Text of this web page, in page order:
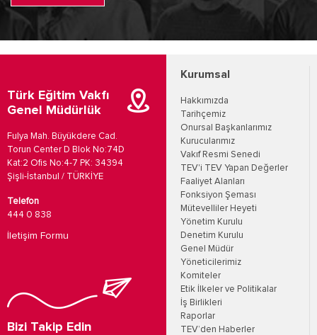
Türk Eğitim Vakfı
Genel Müdürlük
Fulya Mah. Büyükdere Cad.
Torun Center D Blok No:74D
Kat:2 Ofis No:4-7 PK: 34394
Şişli-İstanbul / TÜRKİYE
Telefon
444 0 838
İletişim Formu
Bizi Takip Edin
Kurumsal
Hakkımızda
Tarihçemiz
Onursal Başkanlarımız
Kurucularımız
Vakıf Resmi Senedi
TEV'i TEV Yapan Değerler
Faaliyet Alanları
Fonksiyon Şeması
Mütevelliler Heyeti
Yönetim Kurulu
Denetim Kurulu
Genel Müdür
Yöneticilerimiz
Komiteler
Etik İlkeler ve Politikalar
İş Birlikleri
Raporlar
TEV’den Haberler